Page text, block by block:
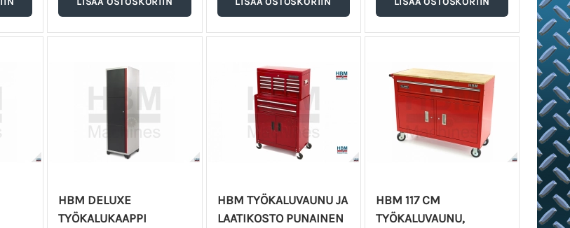
HBM DELUXE
TYÖKALUKAAPPI
HBM TYÖKALUVAUNU JA
LAATIKOSTO PUNAINEN
HBM 117 CM
TYÖKALUVAUNU,